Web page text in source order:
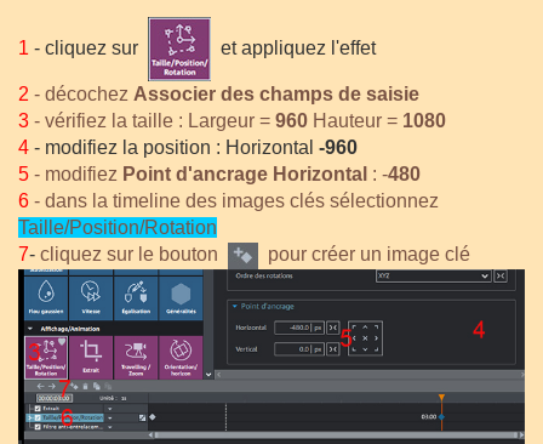
1 - cliquez sur et appliquez l'effet
2 - décochez Associer des champs de saisie
3 - vérifiez la taille : Largeur = 960 Hauteur = 1080
4 - modifiez la position : Horizontal -960
5 - modifiez Point d'ancrage Horizontal : -480
6 - dans la timeline des images clés sélectionnez
Taille/Position/Rotation
7- cliquez sur le bouton pour créer un image clé